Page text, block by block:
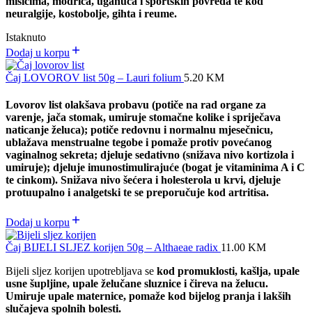
neuralgije, kostobolje, gihta i reume.
Istaknuto
Dodaj u korpu
Čaj LOVOROV list 50g – Lauri folium 5.20 KM
Lovorov list olakšava probavu (potiče na rad organe za
varenje, jača stomak, umiruje stomačne kolike i spriječava
naticanje želuca); potiče redovnu i normalnu mjesečnicu,
ublažava menstrualne tegobe i pomaže protiv povećanog
vaginalnog sekreta; djeluje sedativno (snižava nivo kortizola i
umiruje); djeluje imunostimulirajuće (bogat je vitaminima A i C
te cinkom). Snižava nivo šećera i holesterola u krvi, djeluje
protuupalno i analgetski te se preporučuje kod artritisa.
Dodaj u korpu
Čaj BIJELI SLJEZ korijen 50g – Althaeae radix 11.00 KM
Bijeli sljez korijen upotrebljava se kod promuklosti, kašlja, upale
usne šupljine, upale želučane sluznice i čireva na želucu.
Umiruje upale maternice, pomaže kod bijelog pranja i lakših
slučajeva spolnih bolesti.